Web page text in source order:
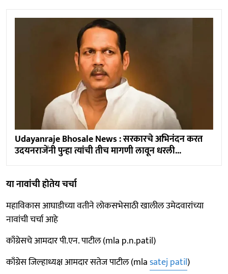
Udayanraje Bhosale News : सरकारचे अभिनंदन करत
उदयनराजेंनी पुन्हा त्यांची तीच मागणी लावून धरली...
या नावांची हाेतेय चर्चा
महाविकास आघाडीच्या वतीने लोकसभेसाठी खालील उमेदवारांच्या
नावांची चर्चा आहे
काँग्रेसचे आमदार पी.एन. पाटील (mla p.n.patil)
काँग्रेस जिल्हाध्यक्ष आमदार सतेज पाटील (mlasatej patil)